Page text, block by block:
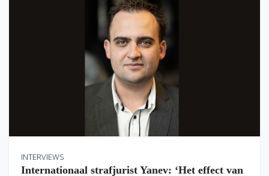
INTERVIEWS
Internationaal strafjurist Yanev: ‘Het effect van